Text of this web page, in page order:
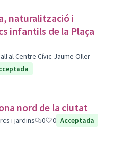
naturalització i
infantils de la Plaça
al Centre Cívic Jaume Oller
nord de la ciutat
i jardins 0 0 Acceptada